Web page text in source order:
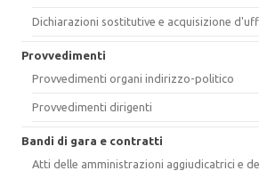
Dichiarazioni sostitutive e acquisizione
Provvedimenti
Provvedimenti organi indirizzo-politico
Provvedimenti dirigenti
Bandi di gara e contratti
Atti delle amministrazioni aggiudicatrici e